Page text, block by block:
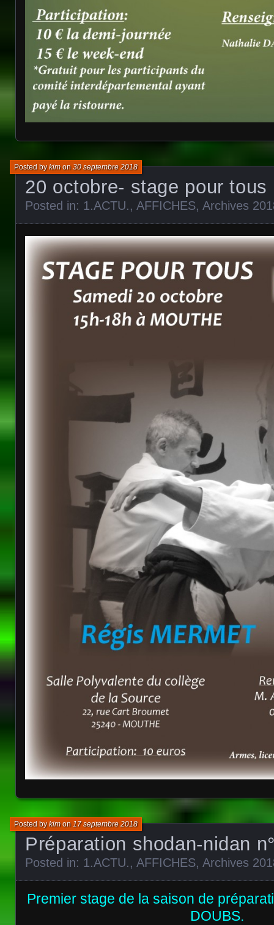
20 octobre- stage pour tous
Posted bykimon30 septembre 2018
Posted in: 1.ACTU., AFFICHES, Archives
Préparation shodan-nidan
Posted bykimon17 septembre 2018
Posted in: 1.ACTU., AFFICHES, Archives
Premier stage de la saison de
DOUBS.